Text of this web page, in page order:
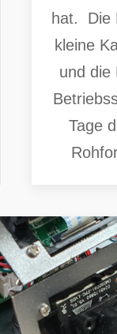
hat. Die
kleine
und die
Tage